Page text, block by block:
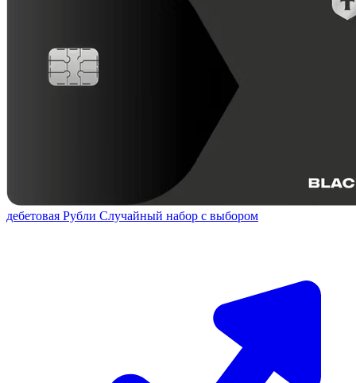
дебетовая Рубли Случайный набор с выбором